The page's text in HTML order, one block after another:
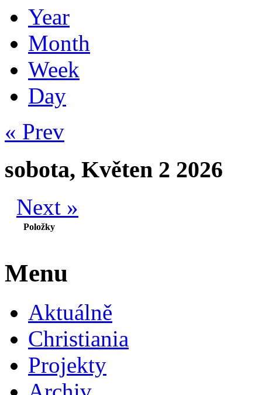
Year
Month
Week
Day
« Prev
sobota, Květen 2 2026
Next »
Položky
Menu
Aktuálně
Christiania
Projekty